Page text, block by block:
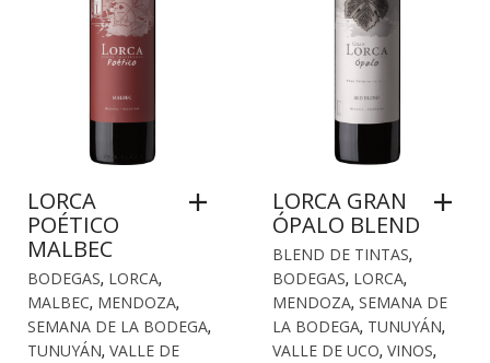
LORCA
POÉTICO
MALBEC
BODEGAS, LORCA,
MALBEC, MENDOZA,
SEMANA DE LA BODEGA,
TUNUYÁN, VALLE DE
LORCA GRAN
ÓPALO BLEND
BLEND DE TINTAS,
BODEGAS, LORCA,
MENDOZA, SEMANA DE
LA BODEGA, TUNUYÁN,
VALLE DE UCO, VINOS,